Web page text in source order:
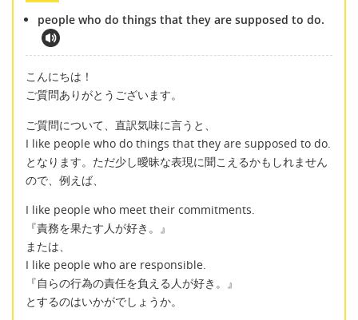
people who do things that they are supposed to do.
こんにちは！
ご質問ありがとうございます。
ご質問について、直訳気味に言うと、
I like people who do things that they are supposed to do.
となります。ただ少し曖昧な表現に聞こえるかもしれません
ので、例えば、
I like people who meet their commitments.
『責務を果たす人が好き。』
または、
I like people who are responsible.
『自らの行為の責任を負える人が好き。』
とするのはいかがでしょうか。